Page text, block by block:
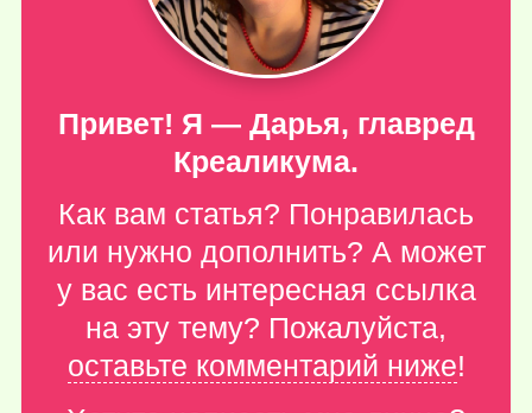
Привет! Я — Дарья, главред
Креаликума.
Как вам статья? Понравилась
или нужно дополнить? А может
у вас есть интересная ссылка
на эту тему? Пожалуйста,
оставьте комментарий ниже!